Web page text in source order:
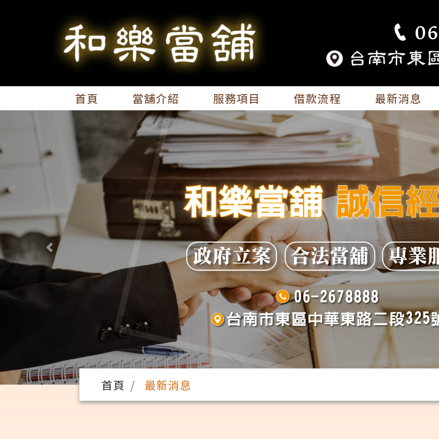
首頁 當舖介紹 服務項目 借款流程 最新消息
Previous
首頁 最新消息